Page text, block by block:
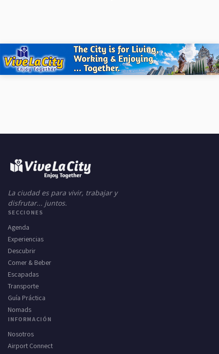
La ciudad es para vivir, trabajar y
disfrutar... juntos.
SECCIONES
Agenda
Experiencias
Descubrir
Comer & Beber
Escapadas
Transporte
Guía Práctica
Nomads
INFORMACIÓN
Nosotros
Airport Connect